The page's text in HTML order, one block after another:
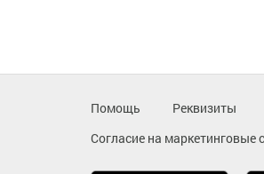
Помощь Реквизиты
Согласие на маркетинговые